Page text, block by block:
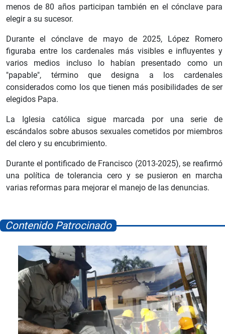
menos de 80 años participan también en el cónclave para
elegir a su sucesor.
Durante el cónclave de mayo de 2025, López Romero
figuraba entre los cardenales más visibles e influyentes y
varios medios incluso lo habían presentado como un
"papable", término que designa a los cardenales
considerados como los que tienen más posibilidades de ser
elegidos Papa.
La Iglesia católica sigue marcada por una serie de
escándalos sobre abusos sexuales cometidos por miembros
del clero y su encubrimiento.
Durante el pontificado de Francisco (2013-2025), se reafirmó
una política de tolerancia cero y se pusieron en marcha
varias reformas para mejorar el manejo de las denuncias.
Contenido Patrocinado